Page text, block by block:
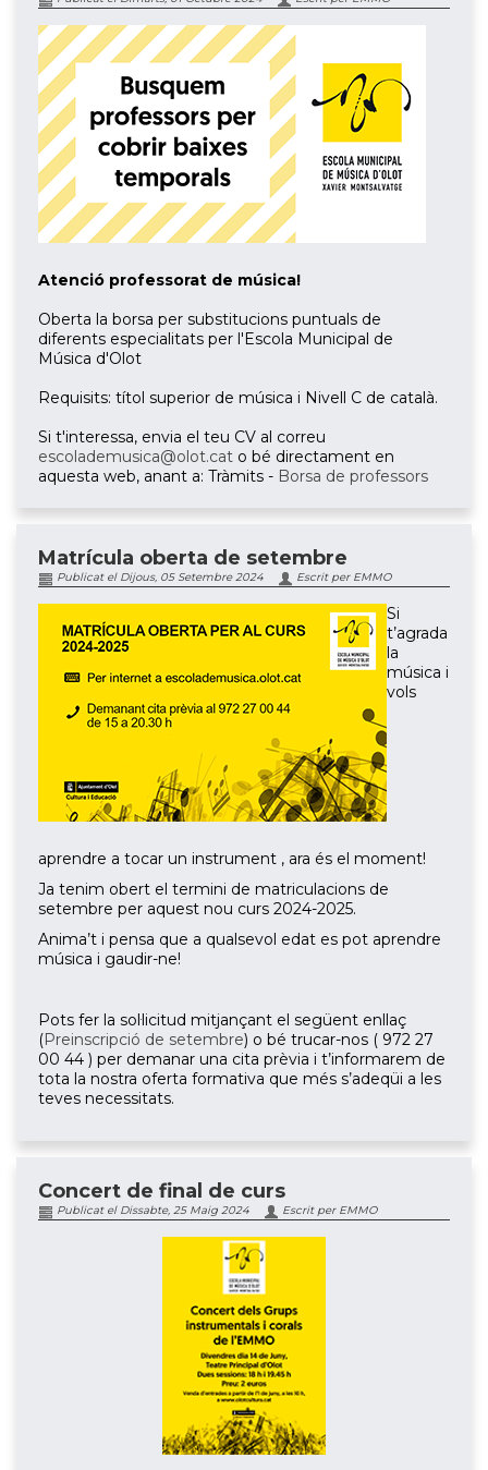
Atenció professorat de música!
Oberta la borsa per substitucions puntuals de
diferents especialitats per l'Escola Municipal de
Música d'Olot
Requisits: títol superior de música i Nivell C de català.
Si t'interessa, envia el teu CV al correu
escolademusica@olot.cat o bé directament en
aquesta web, anant a: Tràmits - Borsa de professors
Matrícula oberta de setembre
Publicat el Dijous, 05 Setembre 2024 Escrit per EMMO
Si
t’agrada
la
música i
vols
aprendre a tocar un instrument , ara és el moment!
Ja tenim obert el termini de matriculacions de
setembre per aquest nou curs 2024-2025.
Anima’t i pensa que a qualsevol edat es pot aprendre
música i gaudir-ne!
Pots fer la sol·licitud mitjançant el següent enllaç
(Preinscripció de setembre) o bé trucar-nos ( 972 27
00 44 ) per demanar una cita prèvia i t’informarem de
tota la nostra oferta formativa que més s’adeqüi a les
teves necessitats.
Concert de final de curs
Publicat el Dissabte, 25 Maig 2024 Escrit per EMMO